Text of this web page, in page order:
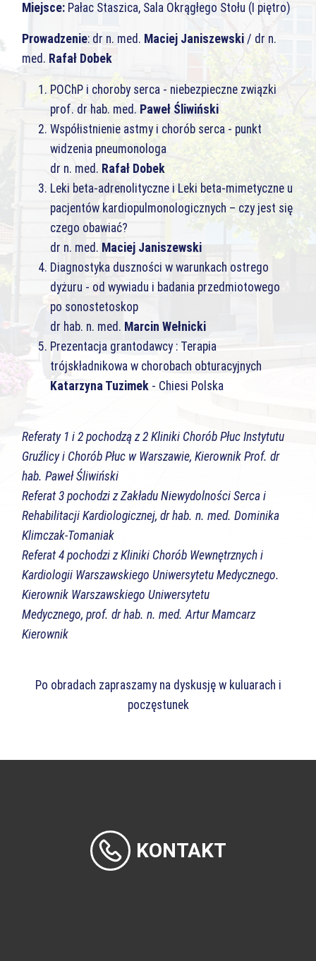
Miejsce: Pałac Staszica, Sala Okrągłego Stołu (I piętro)
Prowadzenie: dr n. med. Maciej Janiszewski / dr n.
med. Rafał Dobek
POChP i choroby serca - niebezpieczne związki
prof. dr hab. med. Paweł Śliwiński
Współistnienie astmy i chorób serca - punkt
widzenia pneumonologa
dr n. med. Rafał Dobek
Leki beta-adrenolityczne i Leki beta-mimetyczne u
pacjentów kardiopulmonologicznych – czy jest się
czego obawiać?
dr n. med. Maciej Janiszewski
Diagnostyka duszności w warunkach ostrego
dyżuru - od wywiadu i badania przedmiotowego
po sonostetoskop
dr hab. n. med. Marcin Wełnicki
Prezentacja grantodawcy : Terapia
trójskładnikowa w chorobach obturacyjnych
Katarzyna Tuzimek - Chiesi Polska
Referaty 1 i 2 pochodzą z 2 Kliniki Chorób Płuc Instytutu
Gruźlicy i Chorób Płuc w Warszawie, Kierownik Prof. dr
hab. Paweł Śliwiński
Referat 3 pochodzi z Zakładu Niewydolności Serca i
Rehabilitacji Kardiologicznej, dr hab. n. med. Dominika
Klimczak-Tomaniak
Referat 4 pochodzi z Kliniki Chorób Wewnętrznych i
Kardiologii Warszawskiego Uniwersytetu Medycznego.
Kierownik Warszawskiego Uniwersytetu
Medycznego, prof. dr hab. n. med. Artur Mamcarz
Kierownik
Po obradach zapraszamy na dyskusję w kuluarach i
poczęstunek
KONTAKT